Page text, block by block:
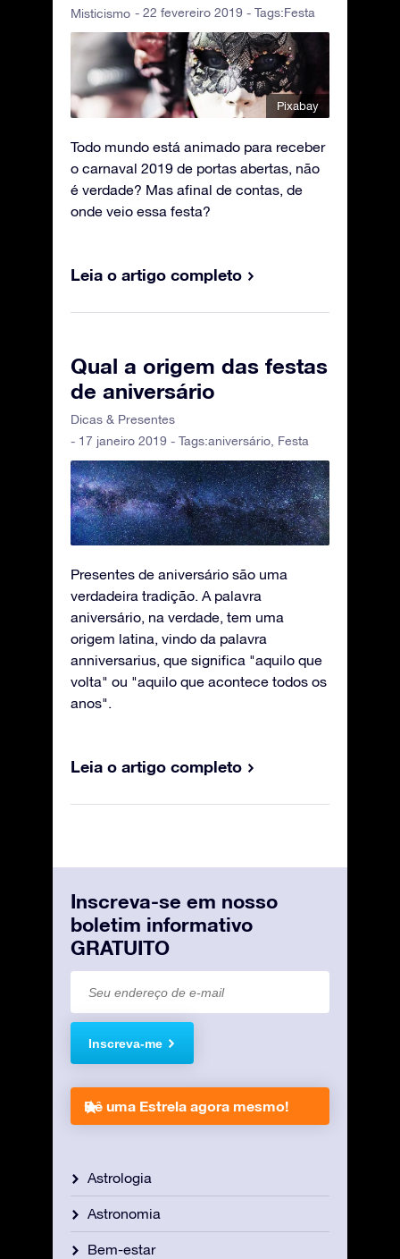
Misticismo - 22 fevereiro 2019 - Tags:Festa
Pixabay
Todo mundo está animado para receber
o carnaval 2019 de portas abertas, não
é verdade? Mas afinal de contas, de
onde veio essa festa?
Leia o artigo completo
Qual a origem das festas
de aniversário
Dicas & Presentes
- 17 janeiro 2019 - Tags:aniversário Festa
Presentes de aniversário são uma
verdadeira tradição. A palavra
aniversário, na verdade, tem uma
origem latina, vindo da palavra
anniversarius, que significa "aquilo que
volta" ou "aquilo que acontece todos os
anos".
Leia o artigo completo
Inscreva-se em nosso
boletim informativo
GRATUITO
Inscreva-me
Dê uma Estrela agora mesmo!
Astrologia
Astronomia
Bem-estar